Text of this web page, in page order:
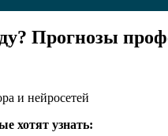
Прогнозы
хотят узнать: